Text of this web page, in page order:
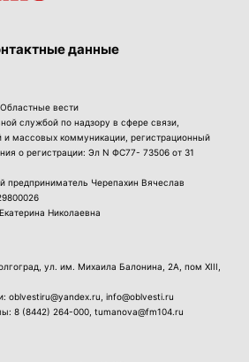
данные
вести
службой по надзору в сфере связи,
и массовых коммуникации, регистрационный
о регистрации: Эл N ФС77- 73506 от 31
предприниматель Черепахин Вячеслав
Николаевна
ул. им. Михаила Балонина, 2А, пом XIII,
oblvestiru@yandex.ru, info@oblvesti.ru
8 (8442) 264-000 , tumanova@fm104.ru